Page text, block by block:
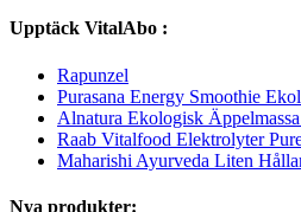
Upptäck VitalAbo :
Rapunzel
Purasana Energy Smoothie
Alnatura Ekologisk
Raab Vitalfood Elektrolyter
Maharishi Ayurveda Liten
Nya produkter: